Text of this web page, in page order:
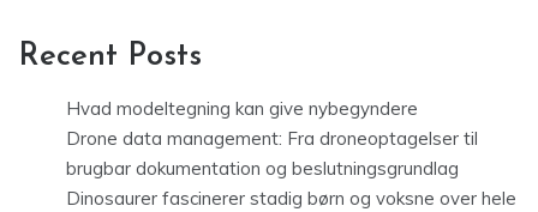
Recent Posts
Hvad modeltegning kan give nybegyndere
Drone data management: Fra droneoptagelser til
brugbar dokumentation og beslutningsgrundlag
Dinosaurer fascinerer stadig børn og voksne over hele